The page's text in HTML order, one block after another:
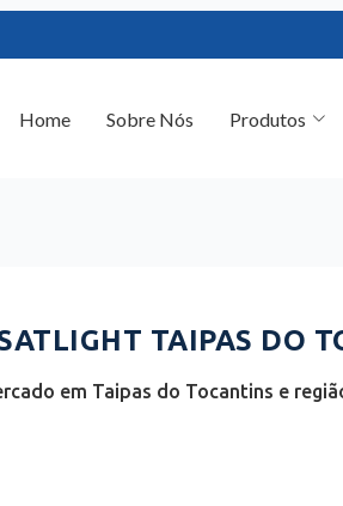
TAIPAS DO
em Taipas do Tocantins e